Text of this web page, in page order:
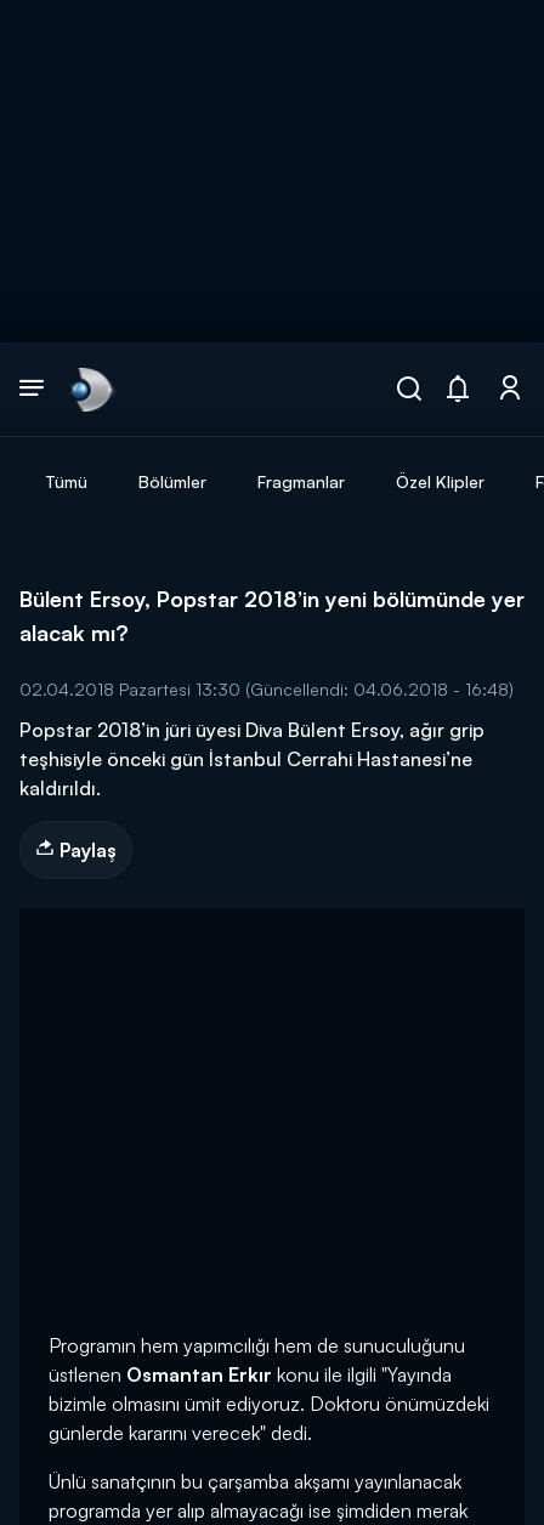
Tümü Bölümler Fragmanlar Özel Klipler
Bülent Ersoy, Popstar 2018’in yeni bölümünde yer
alacak mı?
02.04.2018 Pazartesi 13:30 (Güncellendi: 04.06.2018 - 16:48)
Popstar 2018’in jüri üyesi Diva Bülent Ersoy, ağır grip
teşhisiyle önceki gün İstanbul Cerrahi Hastanesi’ne
kaldırıldı.
Paylaş
Programın hem yapımcılığı hem de sunuculuğunu
üstlenen Osmantan Erkır konu ile ilgili "Yayında
bizimle olmasını ümit ediyoruz. Doktoru önümüzdeki
günlerde kararını verecek" dedi.
Ünlü sanatçının bu çarşamba akşamı yayınlanacak
programda yer alıp almayacağı ise şimdiden merak